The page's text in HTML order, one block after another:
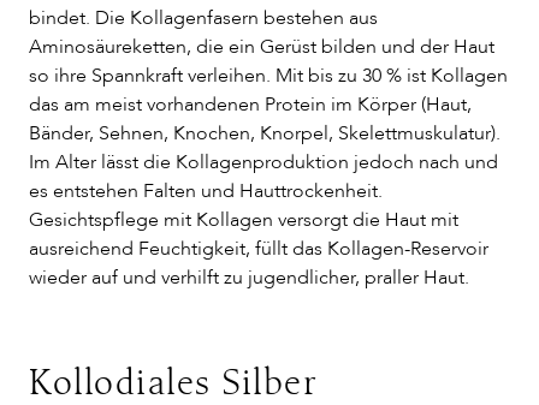
bindet. Die Kollagenfasern bestehen aus
Aminosäureketten, die ein Gerüst bilden und der Haut
so ihre Spannkraft verleihen. Mit bis zu 30 % ist Kollagen
das am meist vorhandenen Protein im Körper (Haut,
Bänder, Sehnen, Knochen, Knorpel, Skelettmuskulatur).
Im Alter lässt die Kollagenproduktion jedoch nach und
es entstehen Falten und Hauttrockenheit.
Gesichtspflege mit Kollagen versorgt die Haut mit
ausreichend Feuchtigkeit, füllt das Kollagen-Reservoir
wieder auf und verhilft zu jugendlicher, praller Haut.
Kollodiales Silber